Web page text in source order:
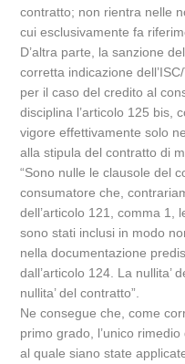
contratto; non rientra nelle
cui esclusivamente fa
D’altra parte, la sanzione
corretta indicazione
per il caso del credito al
disciplina l’articolo 125 bis,
vigore effettivamente solo
alla stipula del contratto di
“Sono nulle le clausole del
consumatore che,
dell’articolo 121, comma 1,
sono stati inclusi in modo
nella documentazione
dall’articolo 124. La nullita’
nullita’ del contratto”.
Ne consegue che, come
primo grado, l’unico rimedio
al quale siano state